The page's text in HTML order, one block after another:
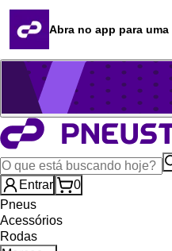
Quero revender
Blog
Whatsapp (16) 99764-8401
Televendas (47) 3046-2551
Entrar
0
Pneus
Acessórios
Rodas
Abra no app para